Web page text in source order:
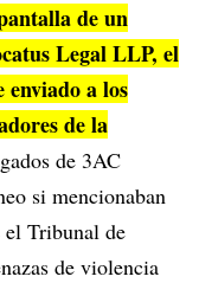
de un
Legal LLP, el
a los
de la
de 3AC
si mencionaban
el Tribunal de
de violencia